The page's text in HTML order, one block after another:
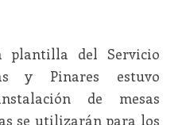
plantilla del Servicio
y Pinares estuvo
de mesas
se utilizarán para los